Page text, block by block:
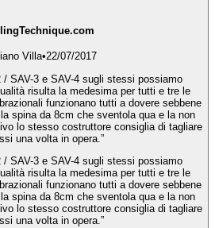
Villa•22/07/2017
/ SAV-3 e SAV-4 sugli stessi possiamo
risulta la medesima per tutti e tre le
funzionano tutti a dovere sebbene
spina da 8cm che sventola qua e la non
lo stesso costruttore consiglia di tagliare
una volta in opera.”
/ SAV-3 e SAV-4 sugli stessi possiamo
risulta la medesima per tutti e tre le
funzionano tutti a dovere sebbene
spina da 8cm che sventola qua e la non
lo stesso costruttore consiglia di tagliare
una volta in opera.”